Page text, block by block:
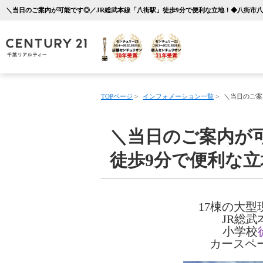
TOPページ > インフォメーション一覧 > ＼当日のご
＼当日のご案内が
徒歩9分で便利な
17棟の大型
JR総武
小学校
カースペ